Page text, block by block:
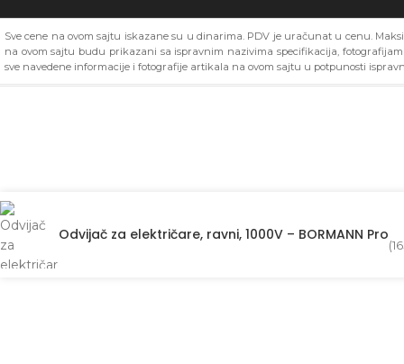
Sve cene na ovom sajtu iskazane su u dinarima. PDV je uračunat u cenu.
na ovom sajtu budu prikazani sa ispravnim nazivima specifikacija,
sve navedene informacije i fotografije artikala na ovom sajtu u potpunosti
Odvijač za električare, ravni, 1000V – BORMANN Pro
(